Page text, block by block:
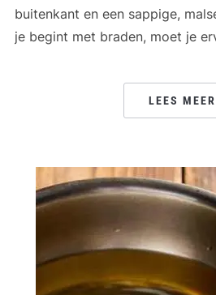
buitenkant en een sappige,
je begint met braden, moet je
LEES MEER